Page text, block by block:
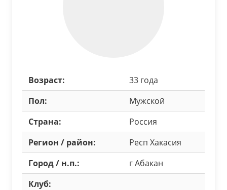
Возраст:
33 года
Пол:
Мужской
Страна:
Россия
Регион / район:
Респ Хакасия
Город / н.п.:
г Абакан
Клуб: